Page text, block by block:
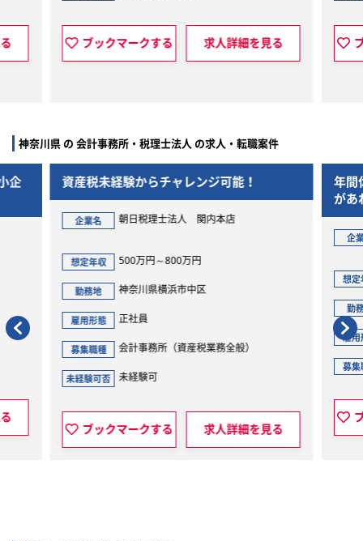
ブックマークする 求人詳細を見る
神奈川県 の 会計事務所・税理士法人 の求人・転職案件
企 資産税未経験からチャレンジ可能！
企業名 朝日税理士法人 関内本店
想定年収 500万円～800万円
勤務地 神奈川県横浜市中区
雇用形態 正社員
募集職種 会計事務所（資産税業務全般）
未経験可否 未経験可
ブックマークする 求人詳細を見る
年間
があ
高い
企
想定
勤
雇用
募集